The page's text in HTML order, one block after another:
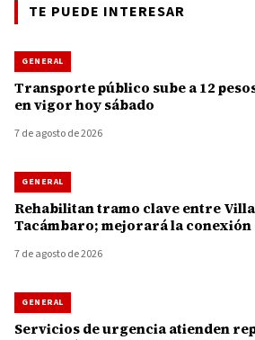
TE PUEDE INTERESAR
GENERAL
Transporte público sube a 12
en vigor hoy sábado
7 de agosto de 2026
GENERAL
Rehabilitan tramo clave entre
Tacámbaro; mejorará la
7 de agosto de 2026
GENERAL
Servicios de urgencia atienden